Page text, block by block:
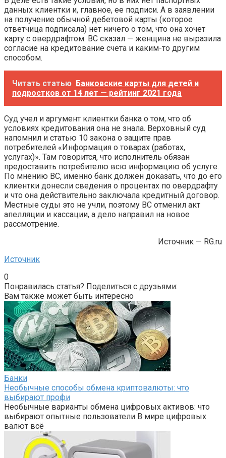
данных клиентки и, главное, ее подписи. А в заявлении
на получение обычной дебетовой карты (которое
ответчица подписала) нет ничего о том, что она хочет
карту с овердрафтом. ВС сказал — женщина не выразила
согласие на кредитование счета и каким-то другим
способом.
Читать статью Банковские карты для детей и
подростков от 14 лет — рейтинг 2021 года
Суд учел и аргумент клиентки банка о том, что об
условиях кредитования она не знала. Верховный суд
напомнил и статью 10 закона о защите прав
потребителей «Информация о товарах (работах,
услугах)». Там говорится, что исполнитель обязан
предоставить потребителю всю информацию об услуге.
По мнению ВС, именно банк должен доказать, что до его
клиентки донесли сведения о процентах по овердрафту
и что она действительно заключала кредитный договор.
Местные суды это не учли, поэтому ВС отменил акт
апелляции и кассации, а дело направил на новое
рассмотрение.
Источник — RG.ru
Источник
0
Понравилась статья? Поделиться с друзьями:
Вам также может быть интересно
Банки
Необычные способы обмена криптовалюты: что
выбирают профи
Необычные варианты обмена цифровых активов: что
выбирают опытные пользователи В мире цифровых
валют всё